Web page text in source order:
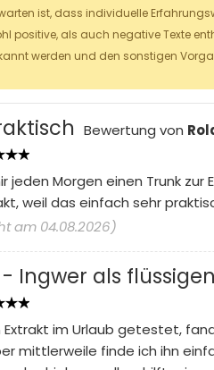
ist, dass individuelle
positive, als auch negative Texte
werden und den sonstigen
Bewertung von
jeden Morgen einen Trunk
weil das einfach sehr
am 04.08.2026)
Ingwer als
im Urlaub getestet,
mittlerweile finde ich ihn